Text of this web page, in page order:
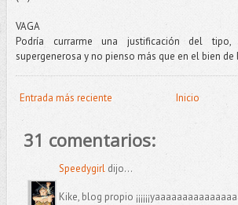
VAGA
Podría currarme una justificación del
supergenerosa y no pienso más que en el bien
Entrada más reciente Inicio
31 comentarios:
Speedygirldijo...
Kike, blog propio